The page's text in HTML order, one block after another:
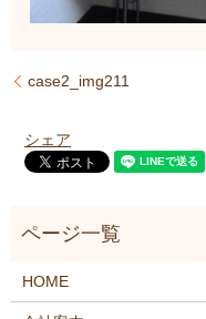
case2_img211
シェア
HOME